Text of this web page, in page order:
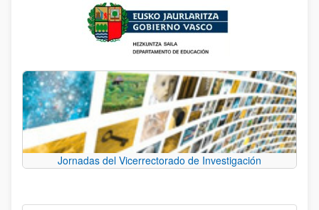
Jornadas del Vicerrectorado de Investigación